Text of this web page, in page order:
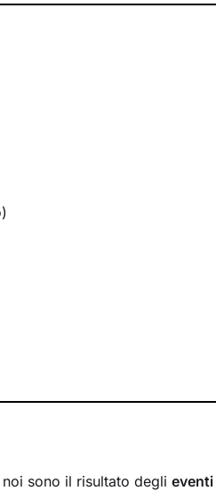
sono il risultato degli eventi